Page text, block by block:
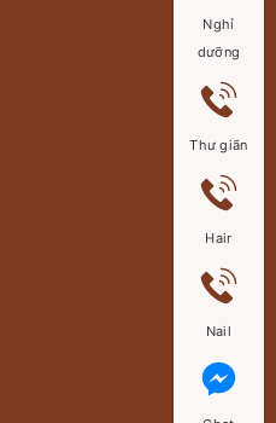
Nghỉ
dưỡng
Thư giãn
Hair
Nail